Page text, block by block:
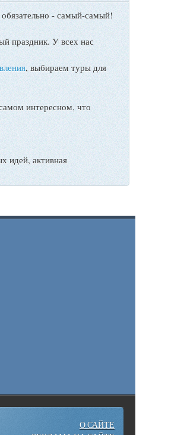
- самый-самый!
праздник. У всех нас
, выбираем туры для
интересном, что
идей, активная
О САЙТЕ